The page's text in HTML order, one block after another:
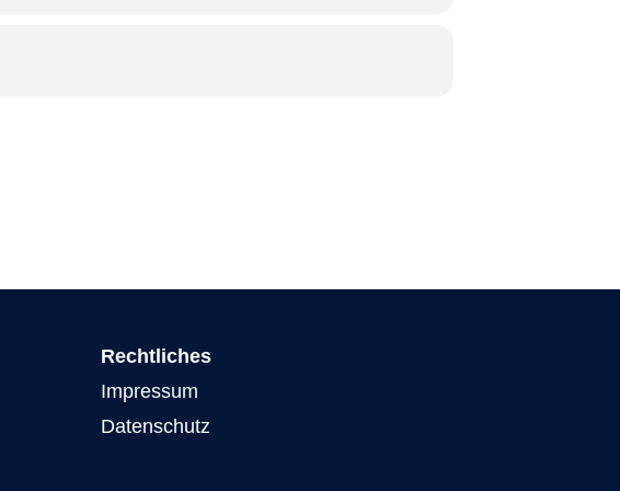
Rechtliches
Impressum
Datenschutz